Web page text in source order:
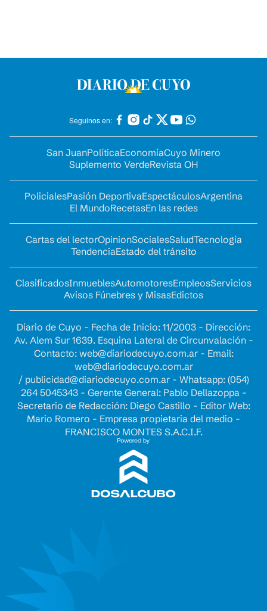
Seguinos en:
San JuanPolíticaEconomíaCuyo Minero
Suplemento VerdeRevista OH
PolicialesPasión DeportivaEspectáculosArgentina
El MundoRecetasEn las redes
Cartas del lectorOpinionSocialesSaludTecnología
TendenciaEstado del tránsito
ClasificadosInmueblesAutomotoresEmpleosServicios
Avisos Fúnebres y MisasEdictos
Diario de Cuyo - Fecha de Inicio: 11/2003 - Dirección:
Av. Alem Sur 1639. Esquina Lateral de Circunvalación -
Contacto: web@diariodecuyo.com.ar- Email:
web@diariodecuyo.com.ar
/ publicidad@diariodecuyo.com.ar- Whatsapp: (054)
264 5045343 - Gerente General: Pablo Dellazoppa -
Secretario de Redacción: Diego Castillo - Editor Web:
Mario Romero - Empresa propietaria del medio -
FRANCISCO MONTES S.A.C.I.F.